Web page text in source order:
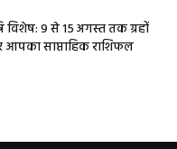
विशेष: 9 से 15 अगस्त तक ग्रहों
साप्ताहिक राशिफल